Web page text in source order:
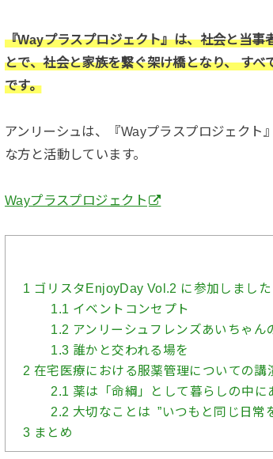
『Wayプラスプロジェクト』は、社会と当事
とで、社会と家族を繋ぐ架け橋となり、 す
です。
アンリーシュは、『Wayプラスプロジェクト
な方と活動しています。
Wayプラスプロジェクト
1 ゴリスタEnjoyDay Vol.2 に参加しました
1.1 イベントコンセプト
1.2 アンリーシュフレンズあいちゃん
1.3 誰かと交われる場を
2 在宅医療における服薬管理についての講
2.1 薬は「命綱」として暮らしの中に
2.2 大切なことは ”いつもと同じ日常
3 まとめ